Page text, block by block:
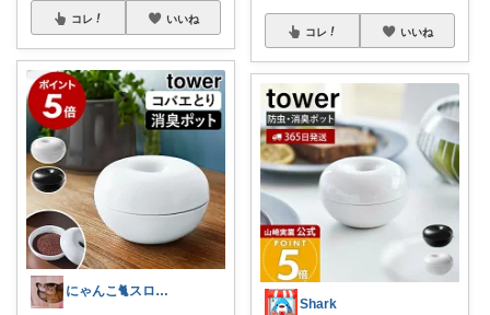
コレ いいね
にゃんこ🐈スローです🐢💦
コレ いいね
Shark